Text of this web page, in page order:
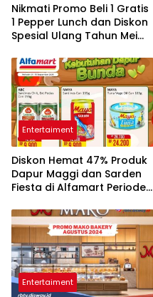
Nikmati Promo Beli 1 Gratis
1 Pepper Lunch dan Diskon
Spesial Ulang Tahun Mei
Entertaiment
Diskon Hemat 47% Produk
Dapur Maggi dan Sarden
Fiesta di Alfamart Periode 1
Entertaiment